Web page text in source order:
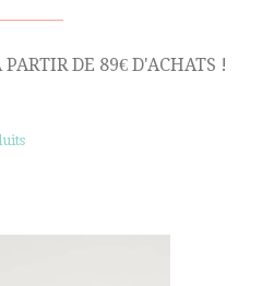
DE 89€ D'ACHATS !